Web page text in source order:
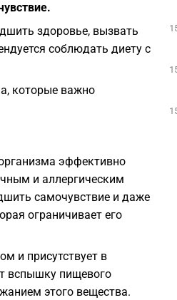
здоровье, вызвать
соблюдать диету с
которые важно
эффективно
и аллергическим
самочувствие и даже
ограничивает его
и присутствует в
вспышку пищевого
этого вещества.